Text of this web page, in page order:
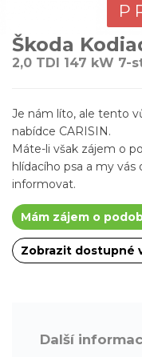
Škoda
2,0 TDI 147 kW 7-
Je nám líto, ale tento
nabídce CARISIN.
Máte-li však zájem o
hlídacího psa a my
informovat.
Mám zájem o
Zobrazit dostupné
Další